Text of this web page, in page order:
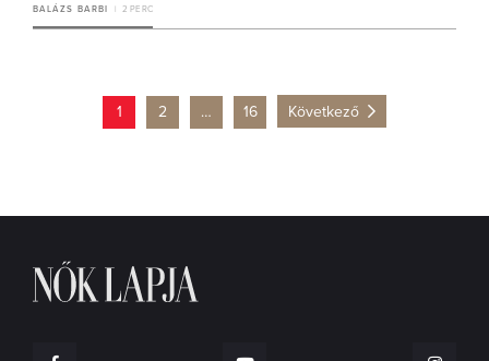
BALÁZS BARBI 2 PERC
1 2 … 16 Következő